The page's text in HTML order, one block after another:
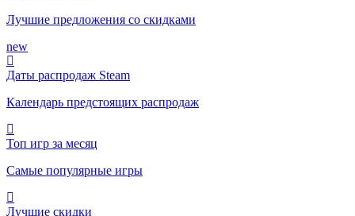
Лучшие предложения со скидками
new
Даты распродаж Steam
Календарь предстоящих распродаж
Топ игр за месяц
Самые популярные игры
Лучшие скидки